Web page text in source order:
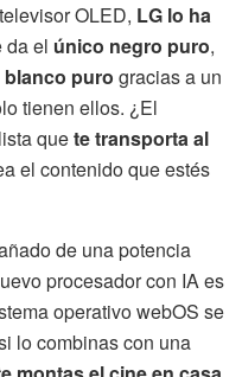
OLED, LG lo ha
da el único negro puro,
puro gracias a un
tienen ellos. ¿El
quete transporta al
el contenido que estés
de una potencia
procesador con IA es
operativo webOS se
lo combinas con una